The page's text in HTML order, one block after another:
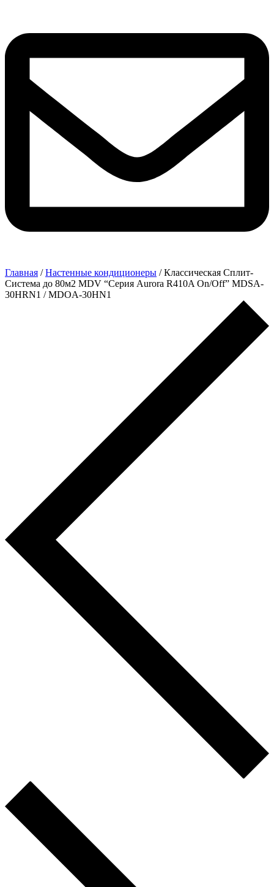
Главная /Настенные кондиционеры / Классическая Сплит-
Система до 80м2 MDV “Серия Aurora R410A On/Off” MDSA-
30HRN1 / MDOA-30HN1